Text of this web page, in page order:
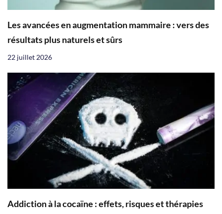
Les avancées en augmentation mammaire : vers des
résultats plus naturels et sûrs
22 juillet 2026
Addiction à la cocaïne : effets, risques et thérapies